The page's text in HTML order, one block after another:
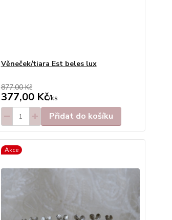
Věneček/tiara Est beles lux
877,00 Kč
377,00 Kč/ks
Přidat do košíku
Akce